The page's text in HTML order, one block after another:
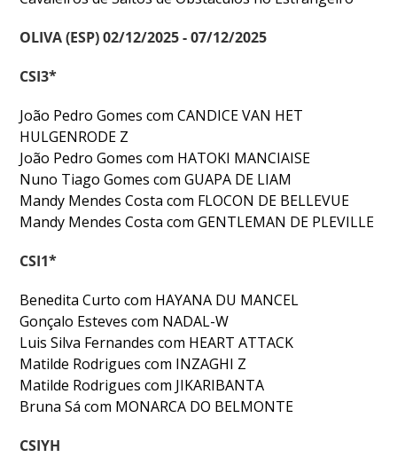
DOCUMENTOS
Palmarés
OLIVA (ESP) 02/12/2025 - 07/12/2025
CSI3*
João Pedro Gomes com CANDICE VAN HET
HULGENRODE Z
João Pedro Gomes com HATOKI MANCIAISE
Nuno Tiago Gomes com GUAPA DE LIAM
Mandy Mendes Costa com FLOCON DE BELLEVUE
Mandy Mendes Costa com GENTLEMAN DE PLEVILLE
CSI1*
Benedita Curto com HAYANA DU MANCEL
Gonçalo Esteves com NADAL-W
Luis Silva Fernandes com HEART ATTACK
Matilde Rodrigues com INZAGHI Z
Matilde Rodrigues com JIKARIBANTA
Bruna Sá com MONARCA DO BELMONTE
CSIYH